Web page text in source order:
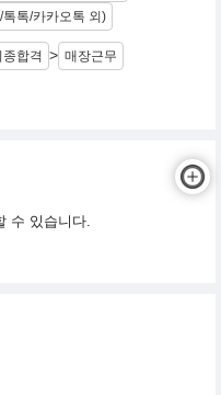
톡/카카오톡 외)
종합격 > 매장근무
수 있습니다.